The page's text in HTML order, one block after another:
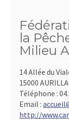
la
Milieu
14 Allée du
15000
Téléphone :
Email :
http://